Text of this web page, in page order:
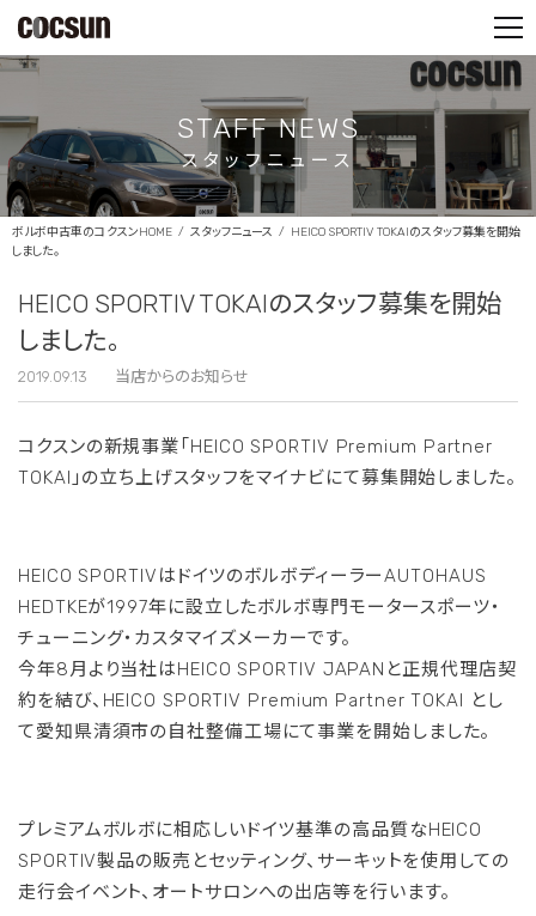
STAFF NEWS
スタッフニュース
ボルボ中古車のコクスンHOME スタッフニュース
HEICO SPORTIV TOKAIのスタッフ募集を開始
しました。
HEICO SPORTIV TOKAIのスタッフ募集を開始
しました。
2019.09.13 当店からのお知らせ
コクスンの新規事業「HEICO SPORTIV Premium Partner
TOKAI」の立ち上げスタッフをマイナビにて募集開始しました。
HEICO SPORTIVはドイツのボルボディーラーAUTOHAUS
HEDTKEが1997年に設立したボルボ専門モータースポーツ・
チューニング・カスタマイズメーカーです。
今年8月より当社はHEICO SPORTIV JAPANと正規代理店契
約を結び、HEICO SPORTIV Premium Partner TOKAI とし
て愛知県清須市の自社整備工場にて事業を開始しました。
プレミアムボルボに相応しいドイツ基準の高品質なHEICO
SPORTIV製品の販売とセッティング、サーキットを使用しての
走行会イベント、オートサロンへの出店等を行います。